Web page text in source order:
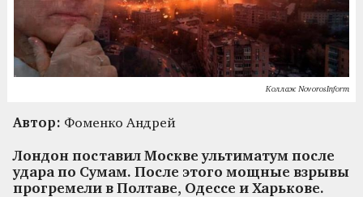
Коллаж NovorosInform
Автор: Фоменко Андрей
Лондон поставил Москве ультиматум после
удара по Сумам. После этого мощные взрывы
прогремели в Полтаве, Одессе и Харькове.